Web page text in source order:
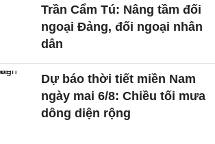
Trần Cẩm Tú: Nâng tầm đối
ngoại Đảng, đối ngoại nhân
dân
Dự báo thời tiết miền Nam
ngày mai 6/8: Chiều tối mưa
dông diện rộng